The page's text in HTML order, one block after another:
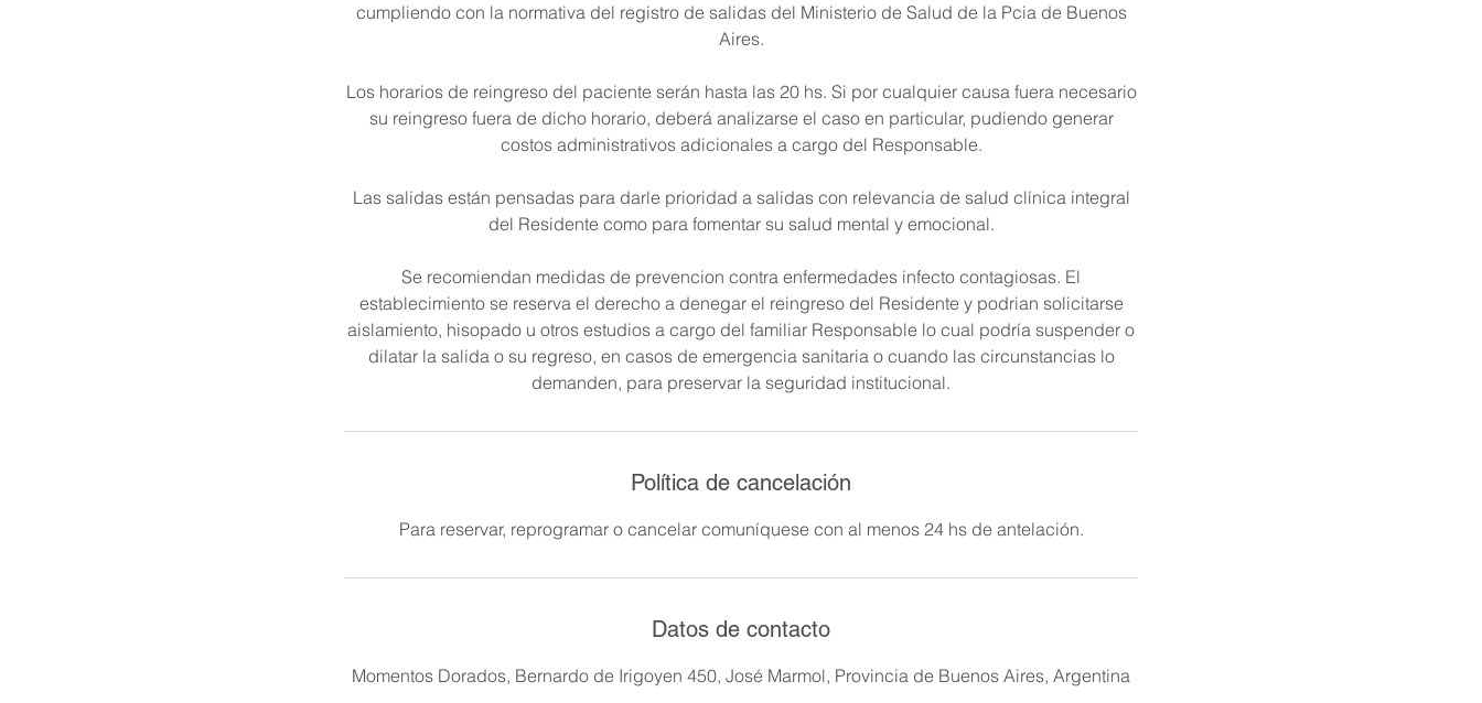
cumpliendo con la normativa del registro de salidas del Ministerio de Salud de la Pcia de Buenos
Aires.
Los horarios de reingreso del paciente serán hasta las 20 hs. Si por cualquier causa fuera necesario
su reingreso fuera de dicho horario, deberá analizarse el caso en particular, pudiendo generar
costos administrativos adicionales a cargo del Responsable.
Las salidas están pensadas para darle prioridad a salidas con relevancia de salud clínica integral
del Residente como para fomentar su salud mental y emocional.
Se recomiendan medidas de prevencion contra enfermedades infecto contagiosas. El
establecimiento se reserva el derecho a denegar el reingreso del Residente y podrian solicitarse
aislamiento, hisopado u otros estudios a cargo del familiar Responsable lo cual podría suspender o
dilatar la salida o su regreso, en casos de emergencia sanitaria o cuando las circunstancias lo
demanden, para preservar la seguridad institucional.
Política de cancelación
Para reservar, reprogramar o cancelar comuníquese con al menos 24 hs de antelación.
Datos de contacto
Momentos Dorados, Bernardo de Irigoyen 450, José Marmol, Provincia de Buenos Aires, Argentina